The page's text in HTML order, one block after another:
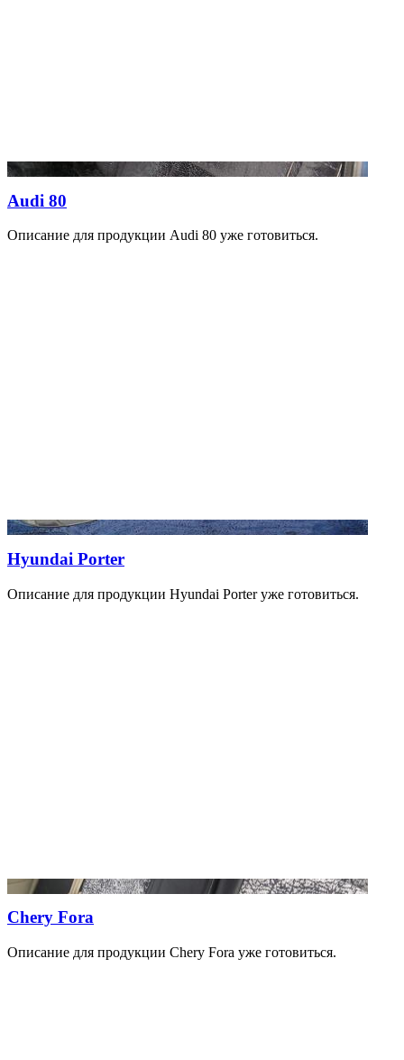
Audi 80
Описание для продукции Audi 80 уже готовиться.
Hyundai Porter
Описание для продукции Hyundai Porter уже готовиться.
Chery Fora
Описание для продукции Chery Fora уже готовиться.